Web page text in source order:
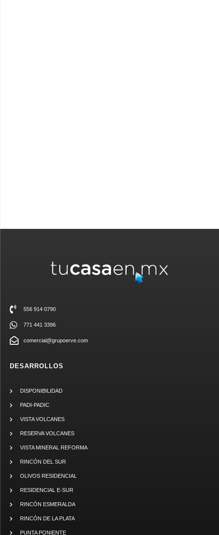
556 914 0790
771 441 3396
comercial@grupoerve.com
DESARROLLOS
DISPONIBILIDAD
PADI-PADIC
VISTA VOLCANES
RESERVA VOLCANES
VISTA MINERAL REFORMA
RINCÓN DEL SUR
OLIVOS RESIDENCIAL
RESIDENCIAL E-SUR
RINCÓN ESMERALDA
RINCÓN DE LA PLATA
PUNTA PONIENTE